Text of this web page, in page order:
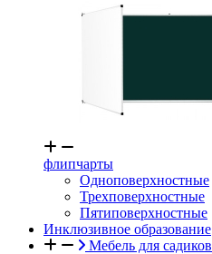
флипчарты
Одноповерхностные
Трехповерхностные
Пятиповерхностные
Инклюзивное образование
Мебель для садиков